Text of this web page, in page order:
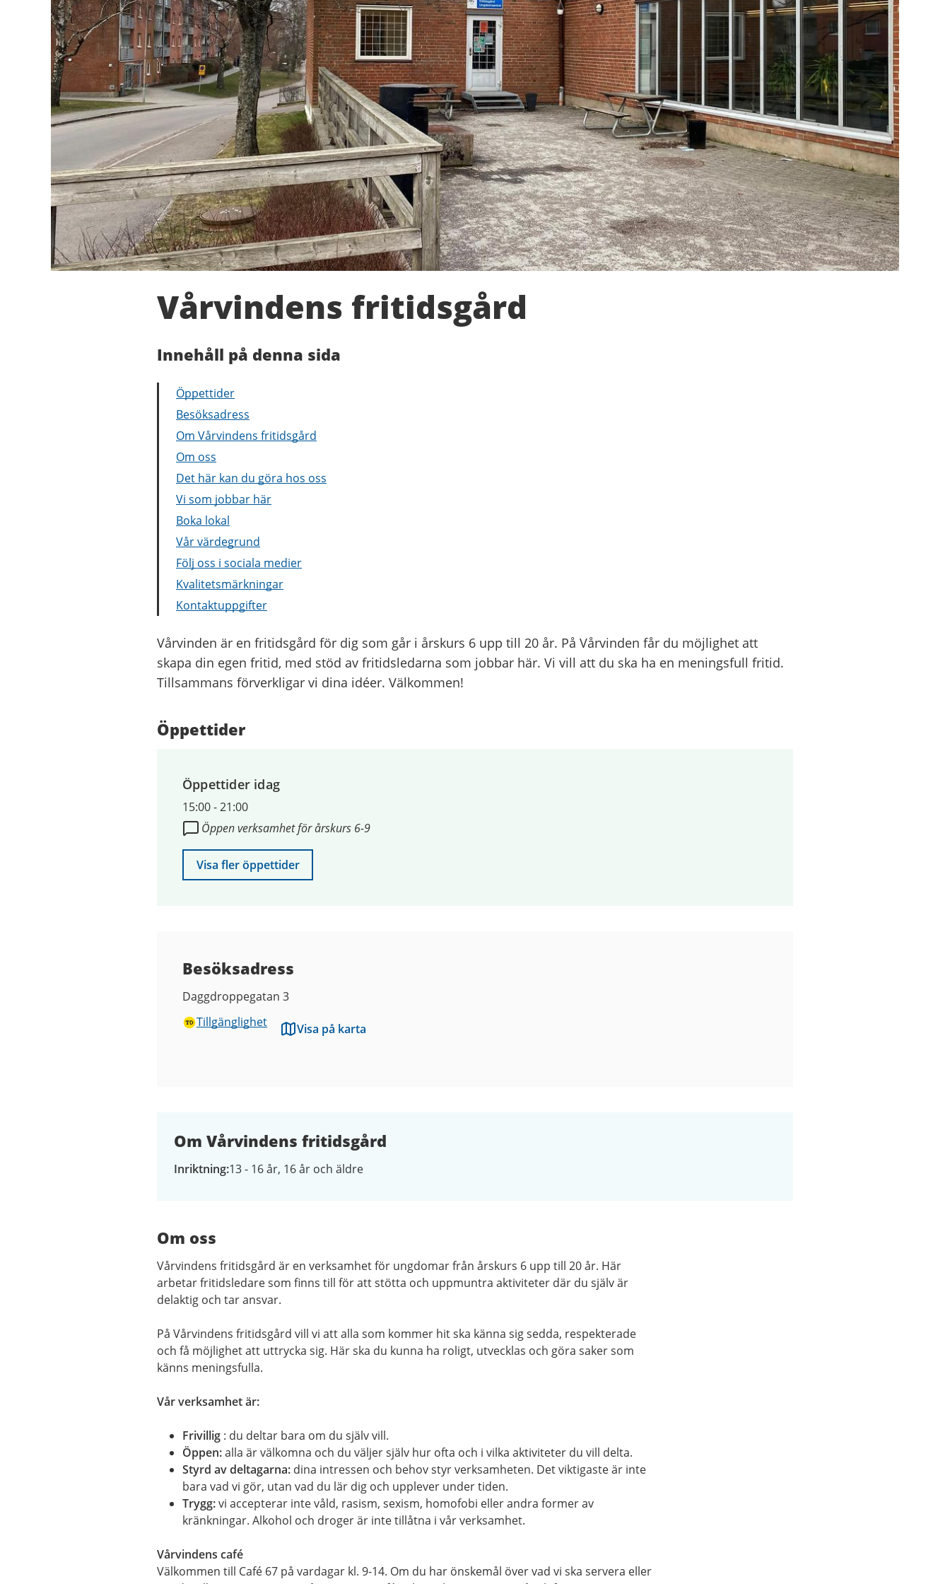
Vårvindens fritidsgård
Innehåll på denna sida
Öppettider
Besöksadress
Om Vårvindens fritidsgård
Om oss
Det här kan du göra hos oss
Vi som jobbar här
Boka lokal
Vår värdegrund
Följ oss i sociala medier
Kvalitetsmärkningar
Kontaktuppgifter
Vårvinden är en fritidsgård för dig som går i årskurs 6 upp till 20 år. På Vårvinden får du möjlighet att
skapa din egen fritid, med stöd av fritidsledarna som jobbar här. Vi vill att du ska ha en meningsfull fritid.
Tillsammans förverkligar vi dina idéer. Välkommen!
Öppettider
Öppettider idag
15:00-21:00
Öppen verksamhet för årskurs 6-9
Visa fler öppettider
Besöksadress
Daggdroppegatan 3
Tillgänglighet
Visa på karta
Om Vårvindens fritidsgård
Inriktning 13 - 16 år 16 år och äldre
Om oss
Vårvindens fritidsgård är en verksamhet för ungdomar från årskurs 6 upp till 20 år. Här
arbetar fritidsledare som finns till för att stötta och uppmuntra aktiviteter där du själv är
delaktig och tar ansvar.
På Vårvindens fritidsgård vill vi att alla som kommer hit ska känna sig sedda, respekterade
och få möjlighet att uttrycka sig. Här ska du kunna ha roligt, utvecklas och göra saker som
känns meningsfulla.
Vår verksamhet är:
Frivillig : du deltar bara om du själv vill.
Öppen:alla är välkomna och du väljer själv hur ofta och i vilka aktiviteter du vill delta.
Styrd av deltagarna: dina intressen och behov styr verksamheten. Det viktigaste är inte
bara vad vi gör, utan vad du lär dig och upplever under tiden.
Trygg:vi accepterar inte våld, rasism, sexism, homofobi eller andra former av
kränkningar. Alkohol och droger är inte tillåtna i vår verksamhet.
Vårvindens café
Välkommen till Café 67 på vardagar kl. 9-14. Om du har önskemål över vad vi ska servera eller